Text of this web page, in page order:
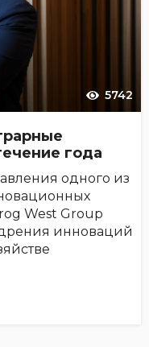
5742
года
одного из
West Group
инноваций